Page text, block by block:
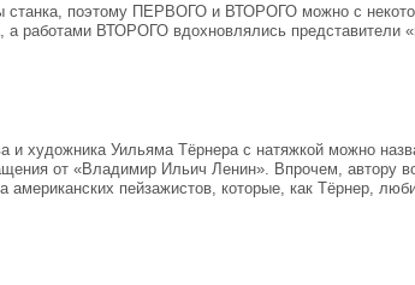
станка, поэтому ПЕРВОГО и ВТОРОГО можно с
работами ВТОРОГО вдохновлялись представители
и художника Уильяма Тёрнера с натяжкой можно
от «Владимир Ильич Ленин». Впрочем, автору
пейзажистов, которые, как Тёрнер,